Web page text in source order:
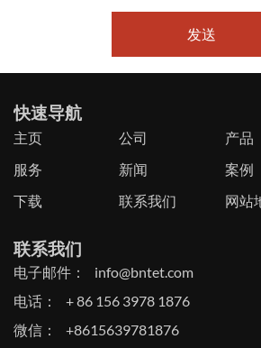
发送
快速导航
主页 公司
产品
服务
新闻
案例
下载
联系我们 网站
联系我们
电子邮件：
info@bntet.com
电话：
+ 86 156 3978 1876
微信：
+8615639781876